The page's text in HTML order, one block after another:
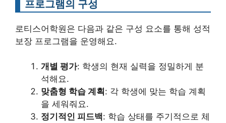
프로그램의 구성
로티스어학원은 다음과 같은 구성 요소를 통해 성적
보장 프로그램을 운영해요.
개별 평가: 학생의 현재 실력을 정밀하게 분
석해요.
맞춤형 학습 계획 : 각 학생에 맞는 학습 계획
을 세워줘요.
정기적인 피드백: 학습 상태를 주기적으로 체